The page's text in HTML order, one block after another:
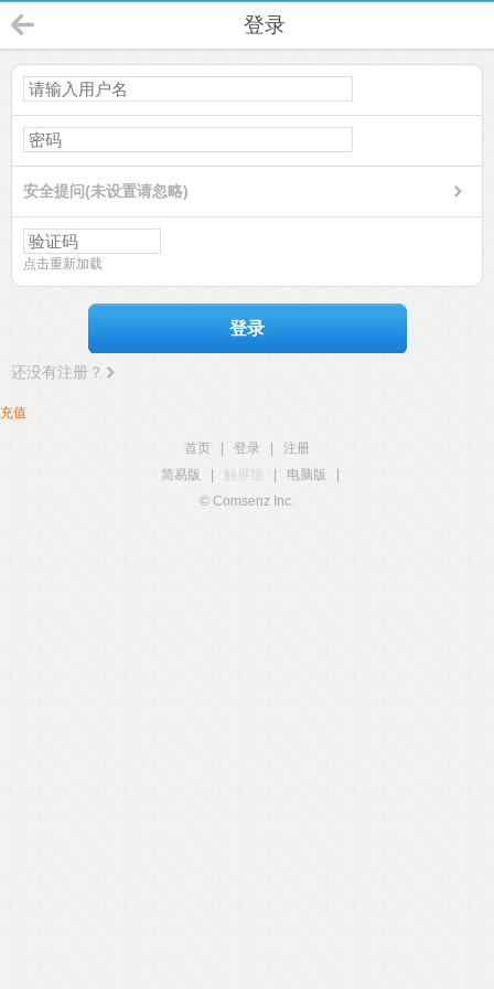
登录
安全提问(未设置请忽略)
点击重新加载
登录
还没有注册？
充值
首页 登录
注册
简易版
触屏版 电脑版
© Comsenz Inc.